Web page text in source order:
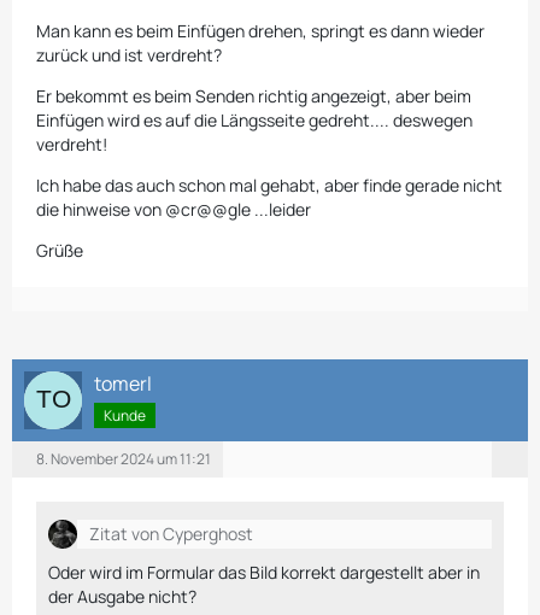
Man kann es beim Einfügen drehen, springt es dann wieder
zurück und ist verdreht?
Er bekommt es beim Senden richtig angezeigt, aber beim
Einfügen wird es auf die Längsseite gedreht.... deswegen
verdreht!
Ich habe das auch schon mal gehabt, aber finde gerade nicht
die hinweise von @cr@@gle ...leider
Grüße
tomerl
Kunde
8. November 2024 um 11:21
Zitat von Cyperghost
Oder wird im Formular das Bild korrekt dargestellt aber in
der Ausgabe nicht?